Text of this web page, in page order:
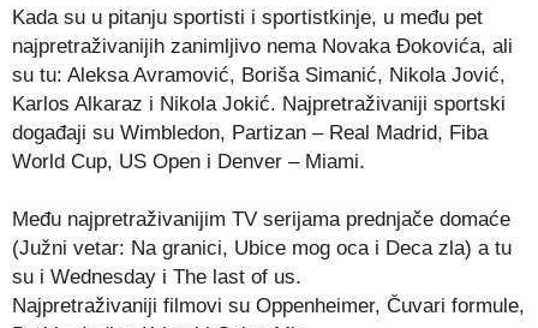
Kada su u pitanju sportisti i sportistkinje, u među pet
najpretraživanijih zanimljivo nema Novaka Đokovića, ali
su tu: Aleksa Avramović, Boriša Simanić, Nikola Jović,
Karlos Alkaraz i Nikola Jokić. Najpretraživaniji sportski
događaji su Wimbledon, Partizan – Real Madrid, Fiba
World Cup, US Open i Denver – Miami.
Među najpretraživanijim TV serijama prednjače domaće
(Južni vetar: Na granici, Ubice mog oca i Deca zla) a tu
su i Wednesday i The last of us.
Najpretraživaniji filmovi su Oppenheimer, Čuvari formule,